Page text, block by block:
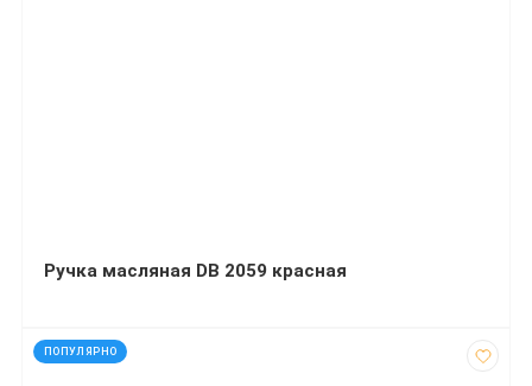
Ручка масляная DB 2059 красная
ПОПУЛЯРНО
код: 91251